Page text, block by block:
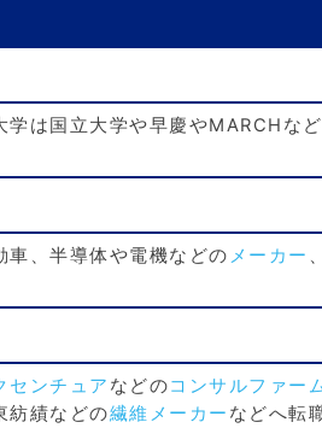
は国立大学や早慶やMARCHな
車、半導体や電機などの メーカー
センチュア などのコンサルファー
紡績などの繊維メーカー などへ転